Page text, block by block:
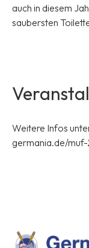
auch in diesem
saubersten
Weitere Infos
germania.de/